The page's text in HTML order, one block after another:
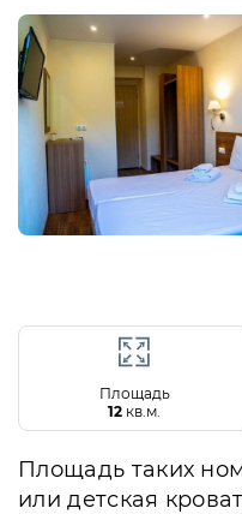
Площадь
12 кв.м.
Площадь таких
или детская